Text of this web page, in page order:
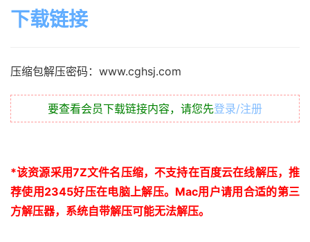
下载链接
压缩包解压密码：www.cghsj.com
要查看会员下载链接内容，请您先登录/注册
*该资源采用7Z文件名压缩，不支持在百度云在线解压，推
荐使用2345好压在电脑上解压。 Mac用户请用合适的第三
方解压器，系统自带解压可能无法解压。